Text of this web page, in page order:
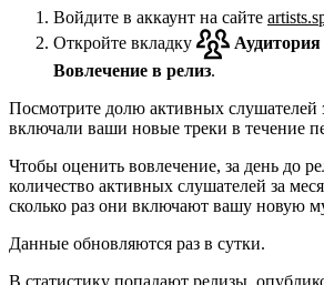
Войдите в аккаунт на сайте
Откройте вкладку
Аудитория
Вовлечение в релиз.
Посмотрите долю активных слушателей
включали ваши новые треки в течение
Чтобы оценить вовлечение, за день до
количество активных слушателей за
сколько раз они включают вашу новую
Данные обновляются раз в сутки.
В статистику попадают релизы,